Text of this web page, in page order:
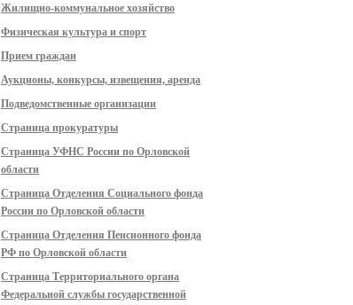
Жилищно-коммунальное хозяйство
Физическая культура и спорт
Прием граждан
Аукционы, конкурсы, извещения, аренда
Подведомственные организации
Страница прокуратуры
Страница УФНС России по Орловской
области
Страница Отделения Социального фонда
России по Орловской области
Страница Отделения Пенсионного фонда
РФ по Орловской области
Страница Территориального органа
Федеральной службы государственной